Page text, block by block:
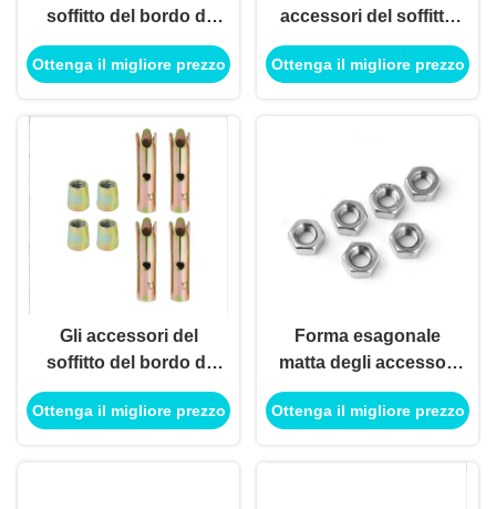
soffitto del bordo di
gesso di acciaio
inossidabile
hanno infilato Rod
For Ceiling
Ottenga il migliore prezzo
accessori del soffitto
del bordo di gesso
del nero 3.5x50 per la
Ottenga il migliore prezzo
Gli accessori del
soffitto del bordo di
gesso del acciaio al
carbonio stregano
Ottenga il migliore prezzo
Forma esagonale
matta degli accessori
del soffitto del bordo
di gesso di acciaio
Ottenga il migliore prezzo